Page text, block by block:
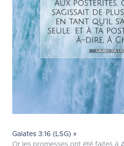
Galates 3:16 (LSG) »
Or les promesses ont été faites à